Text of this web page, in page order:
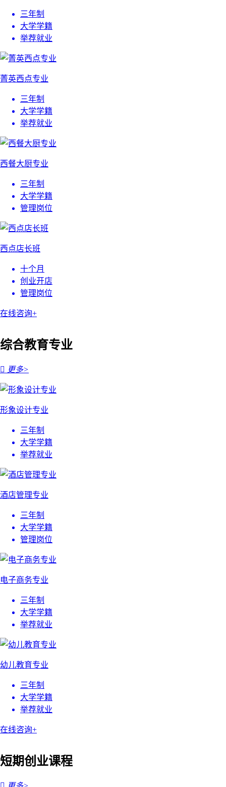
三年制
大学学籍
举荐就业
菁英西点专业
三年制
大学学籍
举荐就业
西餐大厨专业
三年制
大学学籍
管理岗位
西点店长班
十个月
创业开店
管理岗位
在线咨询+
综合教育专业
 更多>
形象设计专业
三年制
大学学籍
举荐就业
酒店管理专业
三年制
大学学籍
管理岗位
电子商务专业
三年制
大学学籍
举荐就业
幼儿教育专业
三年制
大学学籍
举荐就业
在线咨询+
短期创业课程